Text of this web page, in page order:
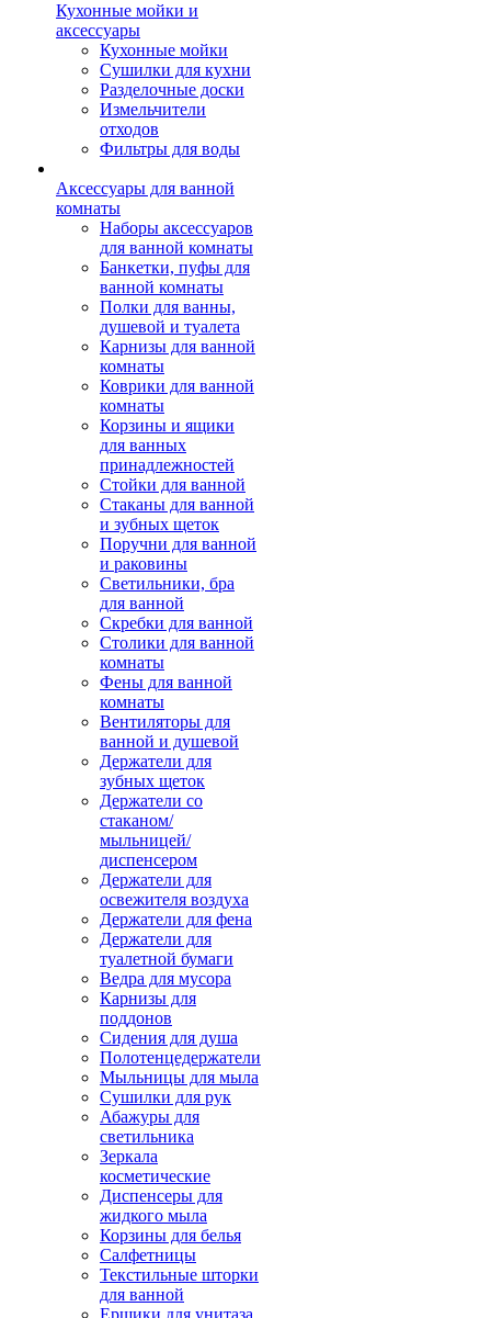
Кухонные мойки и
аксессуары
Кухонные мойки
Сушилки для кухни
Разделочные доски
Измельчители
отходов
Фильтры для воды
Аксессуары для ванной
комнаты
Наборы аксессуаров
для ванной комнаты
Банкетки, пуфы для
ванной комнаты
Полки для ванны,
душевой и туалета
Карнизы для ванной
комнаты
Коврики для ванной
комнаты
Корзины и ящики
для ванных
принадлежностей
Стойки для ванной
Стаканы для ванной
и зубных щеток
Поручни для ванной
и раковины
Светильники, бра
для ванной
Скребки для ванной
Столики для ванной
комнаты
Фены для ванной
комнаты
Вентиляторы для
ванной и душевой
Держатели для
зубных щеток
Держатели со
стаканом/
мыльницей/
диспенсером
Держатели для
освежителя воздуха
Держатели для фена
Держатели для
туалетной бумаги
Ведра для мусора
Карнизы для
поддонов
Сидения для душа
Полотенцедержатели
Мыльницы для мыла
Сушилки для рук
Абажуры для
светильника
Зеркала
косметические
Диспенсеры для
жидкого мыла
Корзины для белья
Салфетницы
Текстильные шторки
для ванной
Ершики для унитаза